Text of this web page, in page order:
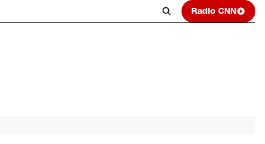
Radio CNN